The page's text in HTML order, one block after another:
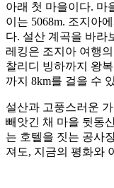
아래 첫 마을이다. 마
이는 5068m. 조지아
다. 설산 계곡을 바라
레킹은 조지아 여행
찰리디 빙하까지 왕
까지 8km를 걸을 수
설산과 고풍스러운
빼앗긴 채 마을 뒷동
는 호텔을 짓는 공사
져도, 지금의 평화와